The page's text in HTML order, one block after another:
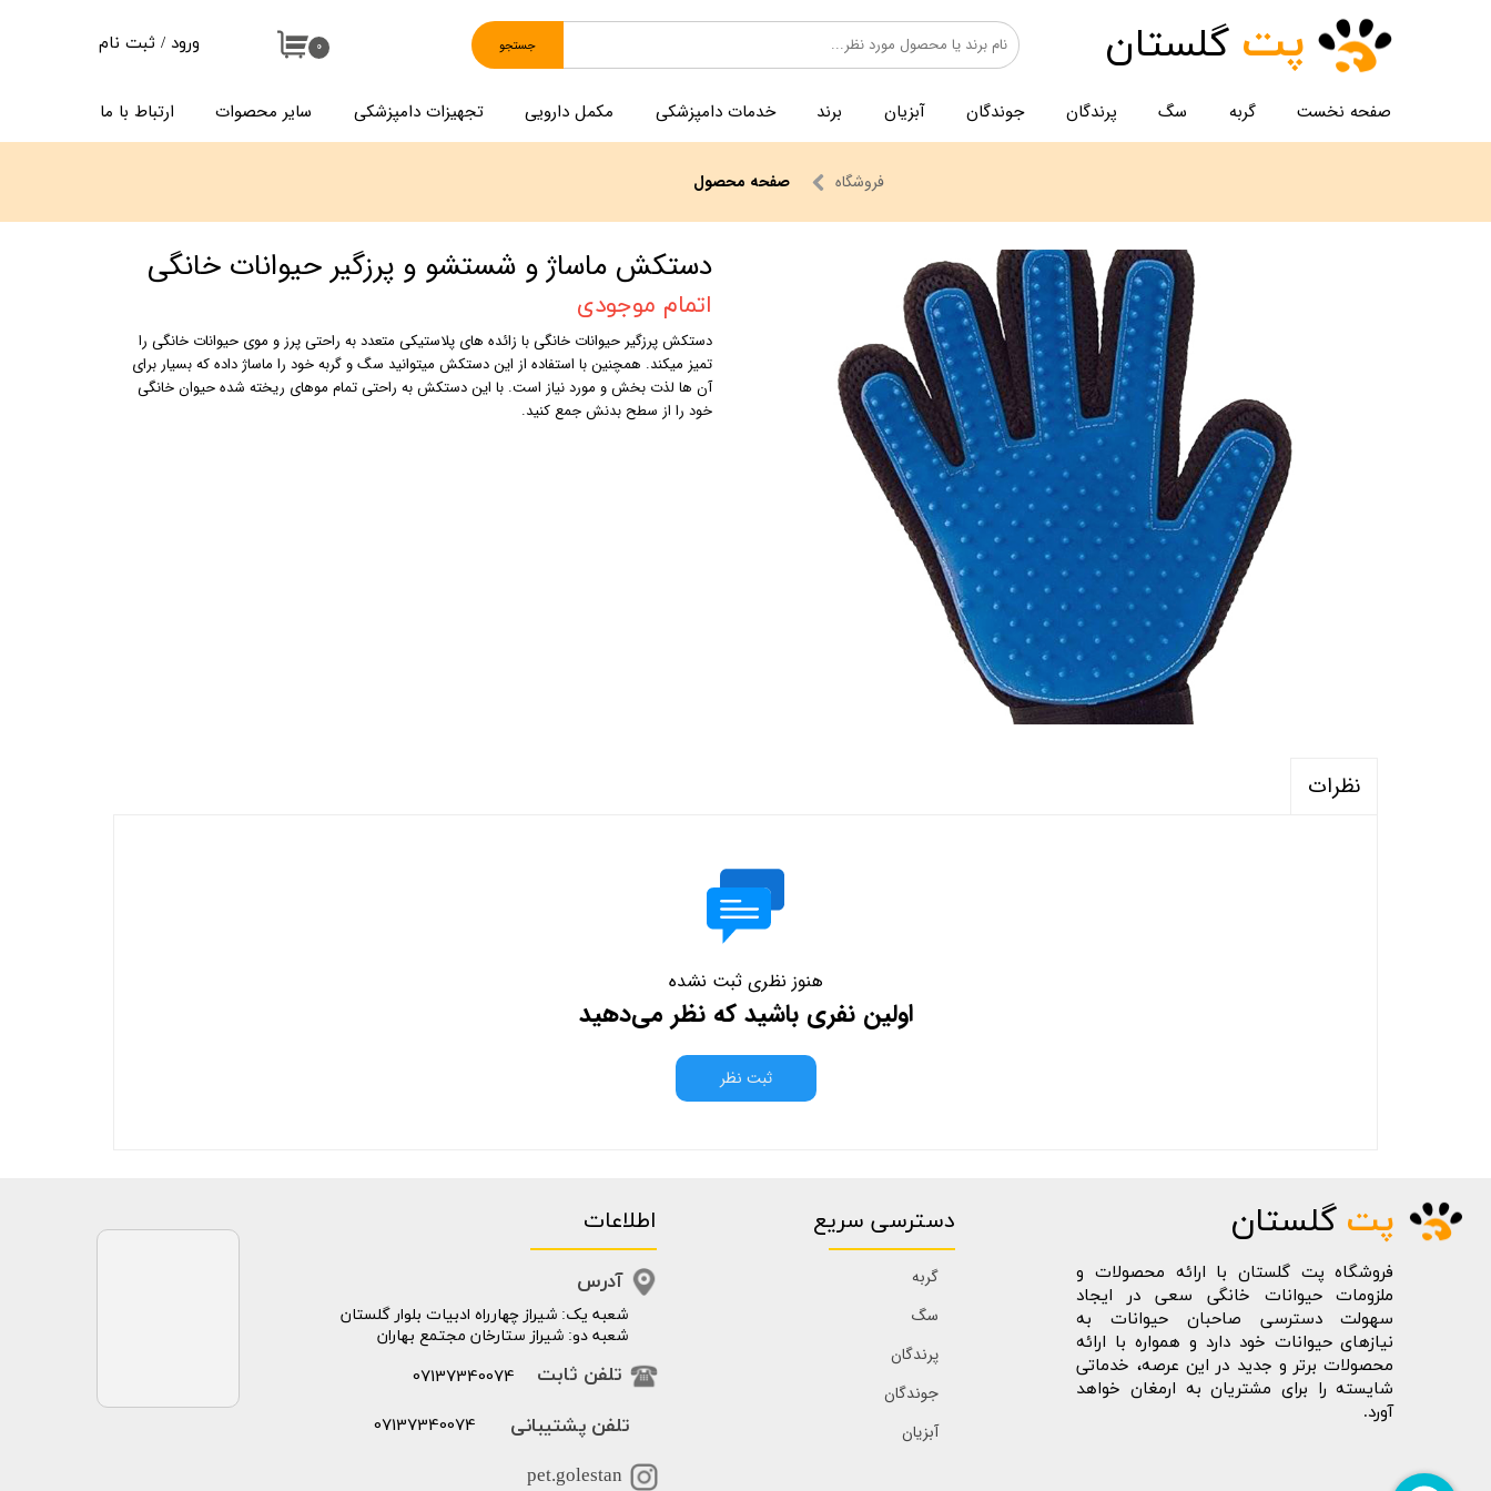
صفحه نخست گربه سگ پرندگان جوندگان آبزیان برند خدمات دامپزشکی مکمل دارویی تجهیزات دامپزشکی سایر محصوات ارتباط با ما
۰ جستجو پت گلستان ورود / ثبت نام
تغییر گذر واژه
فروشگاه صفحه محصول
دستکش ماساژ و شستشو و پرزگیر حیوانات خانگی
اتمام موجودی
دستکش پرزگیر حیوانات خانگی با زائده های پلاستیکی متعدد به راحتی پرز و موی حیوانات خانگی را
تمیز میکند. همچنین با استفاده از این دستکش میتوانید سگ و گربه خود را ماساژ داده که بسیار برای
آن ها لذت بخش و مورد نیاز است. با این دستکش به راحتی تمام موهای ریخته شده حیوان خانگی
خود را از سطح بدنش جمع کنید.
نظرات
هنوز نظری ثبت نشده
اولین نفری باشید که نظر می‌دهید
ثبت نظر
پت گلستان
فروشگاه پت گلستان با ارائه محصولات و
ملزومات حیوانات خانگی سعی در ایجاد
سهولت دسترسی صاحبان حیوانات به
نیازهای حیوانات خود دارد و همواره با ارائه
محصولات برتر و جدید در این عرصه، خدماتی
شایسته را برای مشتریان به ارمغان خواهد
آورد.
دسترسی سریع
گربه
سگ
پرندگان
جوندگان
آبزیان
​​شعبه یک: شیراز چهارراه ادبیات بلوار گلستان
شعبه دو: شیراز ستارخان مجتمع بهاران
اطلاعات
آدرس
تلفن ثابت 07137340074
pet.golestan
تلفن پشتیبانی 07137340074